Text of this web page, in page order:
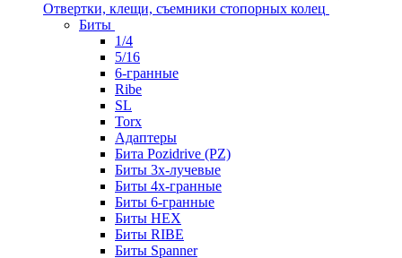
Отвертки, клещи, съемники стопорных колец
Биты
1/4
5/16
6-гранные
Ribe
SL
Torx
Адаптеры
Бита Pozidrive (PZ)
Биты 3х-лучевые
Биты 4х-гранные
Биты 6-гранные
Биты HEX
Биты RIBE
Биты Spanner